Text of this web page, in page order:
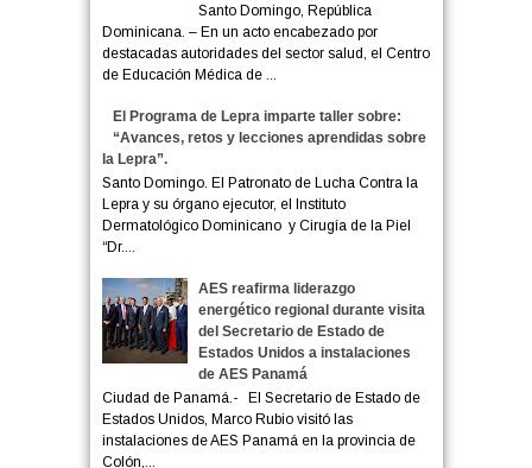
Santo Domingo, República
Dominicana. – En un acto encabezado por
destacadas autoridades del sector salud, el Centro
de Educación Médica de ...
El Programa de Lepra imparte taller sobre:
“Avances, retos y lecciones aprendidas sobre
la Lepra”.
Santo Domingo. El Patronato de Lucha Contra la
Lepra y su órgano ejecutor, el Instituto
Dermatológico Dominicano y Cirugía de la Piel
“Dr....
AES reafirma liderazgo
energético regional durante visita
del Secretario de Estado de
Estados Unidos a instalaciones
de AES Panamá
Ciudad de Panamá.- El Secretario de Estado de
Estados Unidos, Marco Rubio visitó las
instalaciones de AES Panamá en la provincia de
Colón,...